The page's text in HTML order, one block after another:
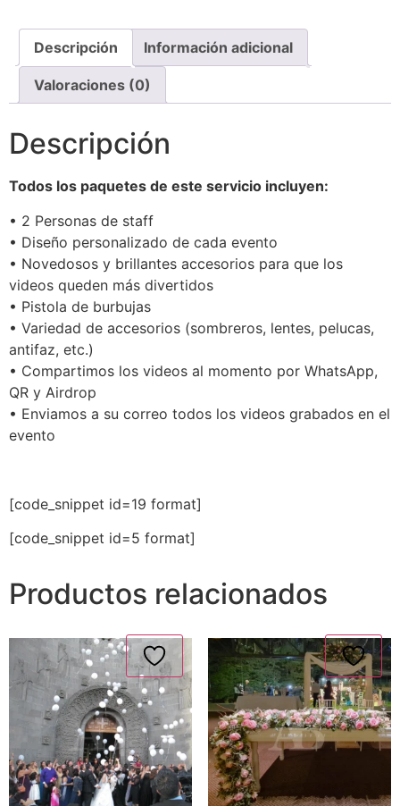
Descripción Información adicional
Valoraciones (0)
Descripción
Todos los paquetes de este servicio incluyen:
• 2 Personas de staff
• Diseño personalizado de cada evento
• Novedosos y brillantes accesorios para que los
videos queden más divertidos
• Pistola de burbujas
• Variedad de accesorios (sombreros, lentes, pelucas,
antifaz, etc.)
• Compartimos los videos al momento por WhatsApp,
QR y Airdrop
• Enviamos a su correo todos los videos grabados en el
evento
[code_snippet id=19 format]
[code_snippet id=5 format]
Productos relacionados